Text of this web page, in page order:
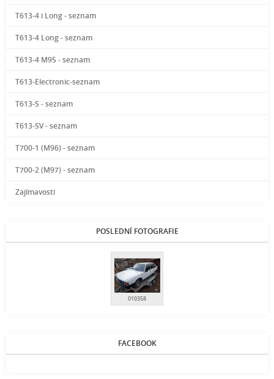
T613-4 i Long - seznam
T613-4 Long - seznam
T613-4 M95 - seznam
T613-Electronic-seznam
T613-S - seznam
T613-SV - seznam
T700-1 (M96) - seznam
T700-2 (M97) - seznam
Zajímavosti
POSLEDNÍ FOTOGRAFIE
010358
FACEBOOK